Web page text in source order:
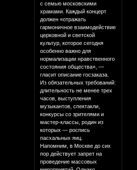
с семью московскими
храмами. Каждый концерт
должен «отражать
гармоничное взаимодействие
церковной и светской
культур, которое сегодня
особенно важно для
нормализации нравственного
состояния общества», —
гласит описание госзаказа.
Из обязательных требований:
длительность не менее трех
часов, выступления
музыкантов, спектакли,
конкурсы со зрителями и
мастер-классы, родин из
которых — роспись
пасхальных яиц.
Напомним, в Москве до сих
пор действует запрет на
проведение массовых